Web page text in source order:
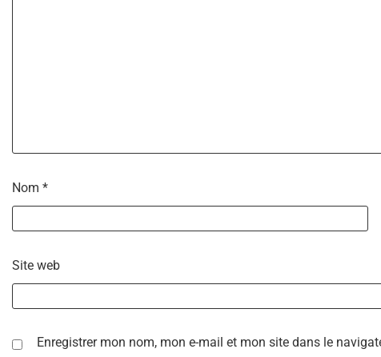
Nom *
Site web
Enregistrer mon nom, mon e-mail et mon site dans le